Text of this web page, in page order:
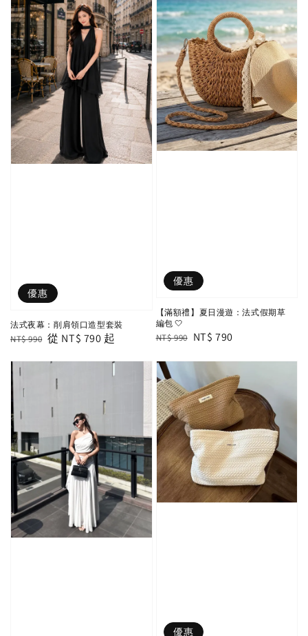
優惠
法式夜幕：削肩領口造型套裝
Regular
NT$ 990 Sale
從 NT$ 790 起
優惠
【滿額禮】夏日漫遊：法式假期草
編包 🤍
Regular
NT$ 990 Sale
NT$ 790
優惠